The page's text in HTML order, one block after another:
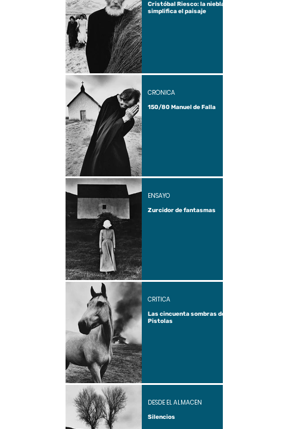
Cristóbal Riesco: la niebla
simplifica el paisaje
150/80 Manuel de Falla
CRÓNICA
Zurcidor de fantasmas
ENSAYO
Las cincuenta sombras de
Pistolas
CRÍTICA
Silencios
DESDE EL ALMACÉN